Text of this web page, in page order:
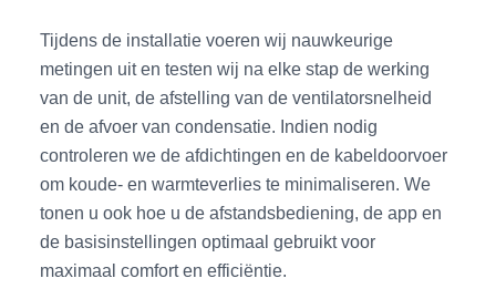
Tijdens de installatie voeren wij nauwkeurige
metingen uit en testen wij na elke stap de werking
van de unit, de afstelling van de ventilatorsnelheid
en de afvoer van condensatie. Indien nodig
controleren we de afdichtingen en de kabeldoorvoer
om koude- en warmteverlies te minimaliseren. We
tonen u ook hoe u de afstandsbediening, de app en
de basisinstellingen optimaal gebruikt voor
maximaal comfort en efficiëntie.